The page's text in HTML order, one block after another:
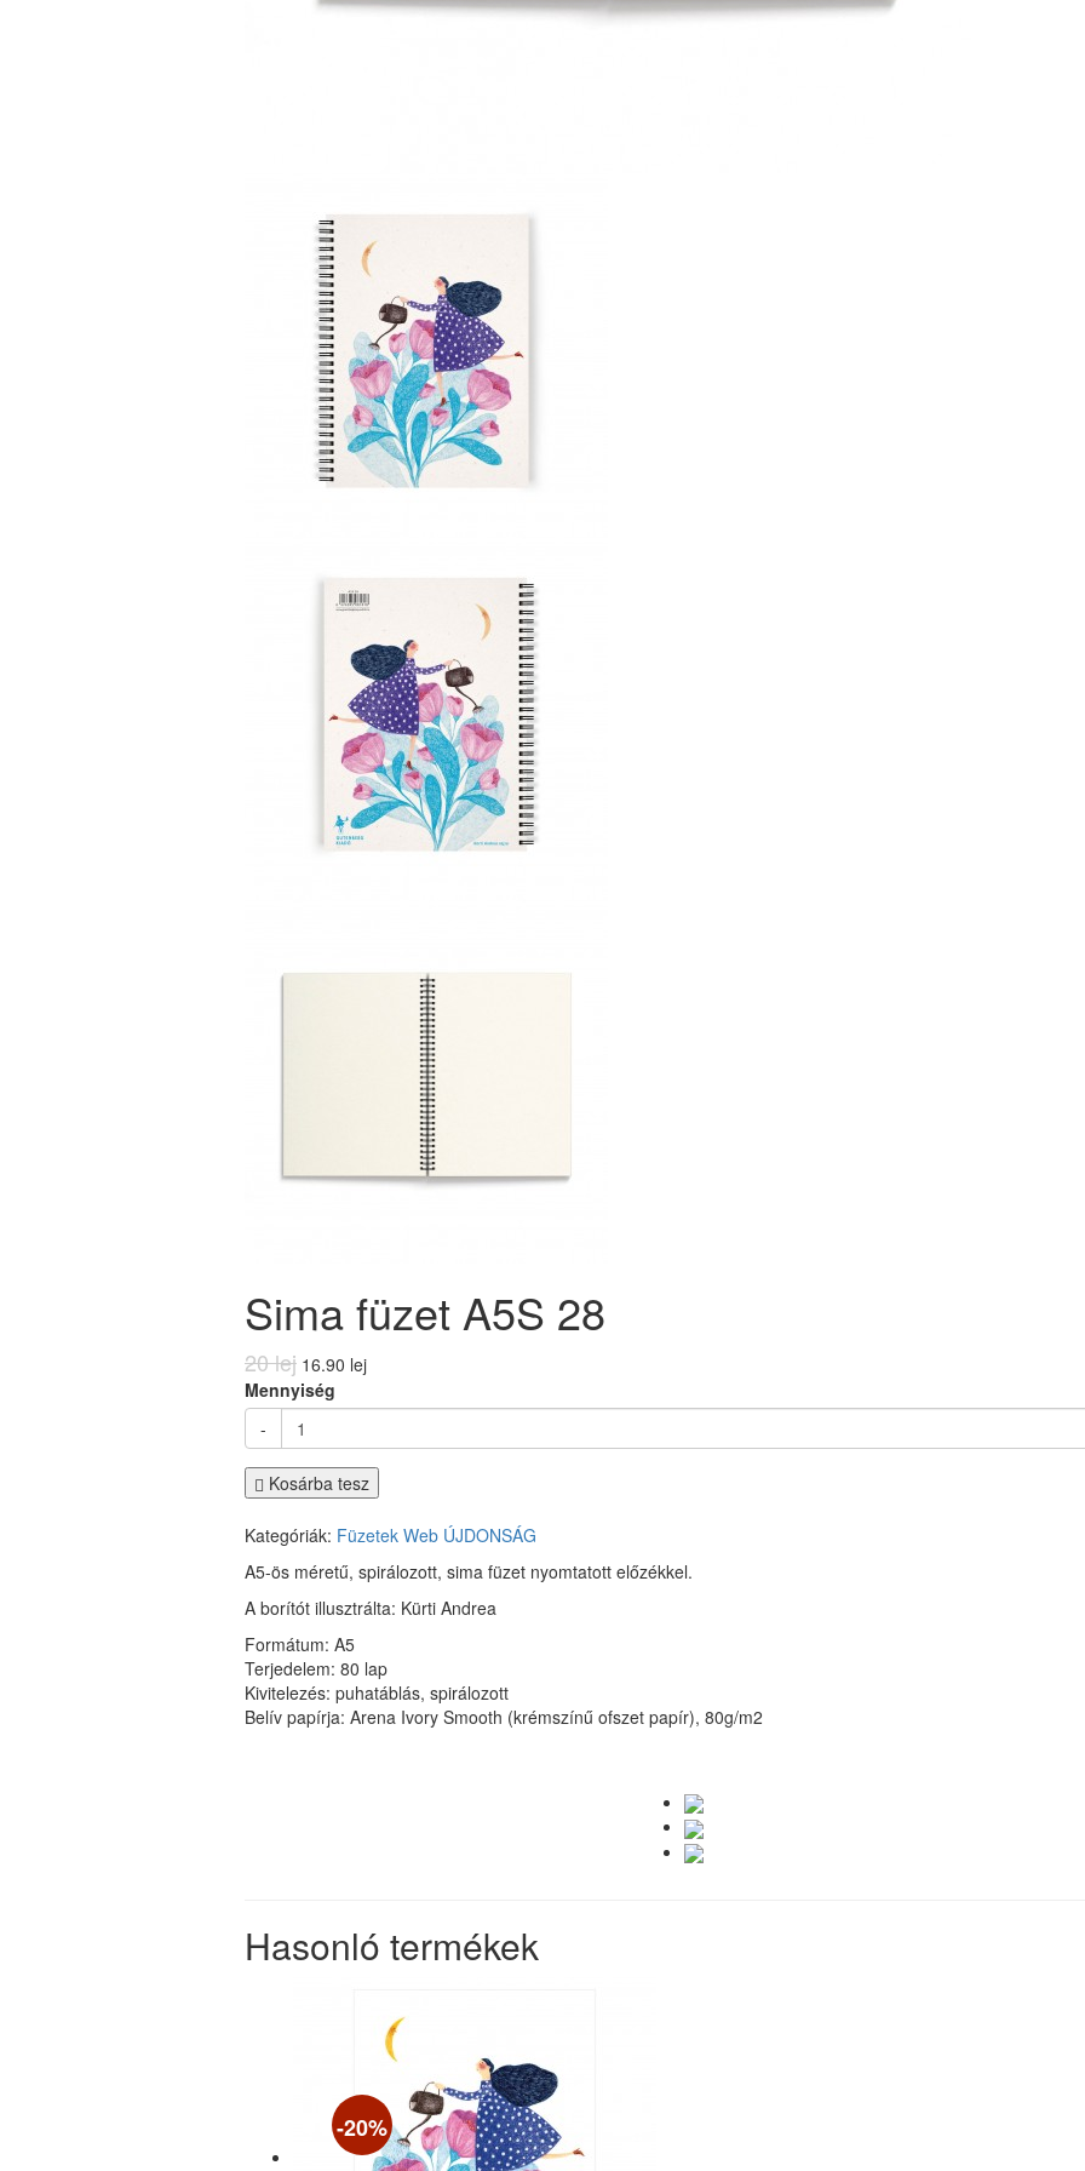
Sima füzet A5S 28
20 lej 16.90 lej
Mennyiség
-
Kosárba tesz
Kategóriák: Füzetek Web ÚJDONSÁG
A5-ös méretű, spirálozott, sima füzet nyomtatott előzékkel.
A borítót illusztrálta: Kürti Andrea
Formátum: A5
Terjedelem: 80 lap
Kivitelezés: puhatáblás, spirálozott
Belív papírja: Arena Ivory Smooth (krémszínű ofszet papír), 80g/m2
Hasonló termékek
-20%